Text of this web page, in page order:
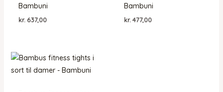
Bambuni
kr.637,00
Bambuni
kr.477,00